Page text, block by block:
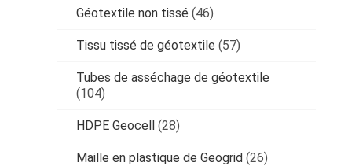
Géotextile non tissé (46)
Tissu tissé de géotextile (57)
Tubes de asséchage de géotextile
(104)
HDPE Geocell (28)
Maille en plastique de Geogrid (26)